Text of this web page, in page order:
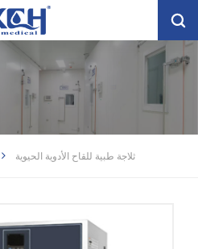
ثلاجة طبية للقاح الأدوية الحيوية